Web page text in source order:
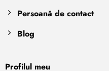
Persoană de contact
Blog
Profilul meu